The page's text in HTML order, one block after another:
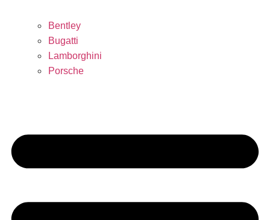
Bentley
Bugatti
Lamborghini
Porsche